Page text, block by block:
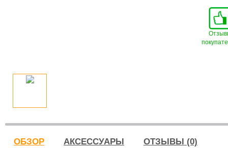
ОБЗОР АКСЕССУАРЫ ОТЗЫВЫ (0)